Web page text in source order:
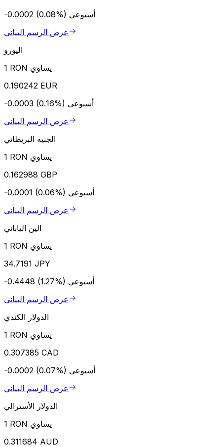
-0.0002 (0.08%) أسبوعي
عرض الرسم البياني
اليورو
1 RON يساوي
0.190242 EUR
-0.0003 (0.16%) أسبوعي
عرض الرسم البياني
الجنيه البريطاني
1 RON يساوي
0.162988 GBP
-0.0001 (0.06%) أسبوعي
عرض الرسم البياني
الين الياباني
1 RON يساوي
34.7191 JPY
-0.4448 (1.27%) أسبوعي
عرض الرسم البياني
الدولار الكندي
1 RON يساوي
0.307385 CAD
-0.0002 (0.07%) أسبوعي
عرض الرسم البياني
الدولار الأسترالي
1 RON يساوي
0.311684 AUD